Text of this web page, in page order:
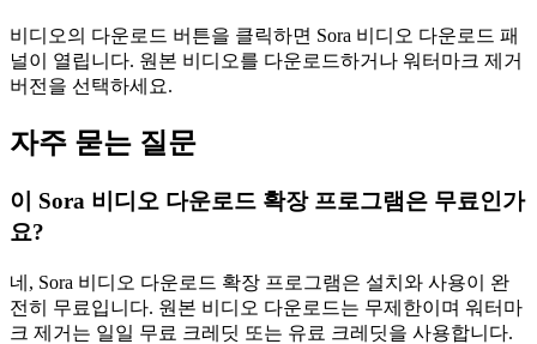
비디오의 다운로드 버튼을 클릭하면 Sora 비디오 다운로드 패
널이 열립니다. 원본 비디오를 다운로드하거나 워터마크 제거
버전을 선택하세요.
자주 묻는 질문
이 Sora 비디오 다운로드 확장 프로그램은 무료인가
요?
네, Sora 비디오 다운로드 확장 프로그램은 설치와 사용이 완
전히 무료입니다. 원본 비디오 다운로드는 무제한이며 워터마
크 제거는 일일 무료 크레딧 또는 유료 크레딧을 사용합니다.